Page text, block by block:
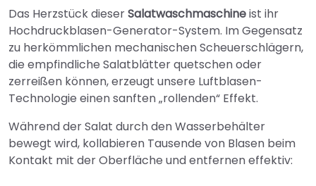
Das Herzstück dieserSalatwaschmaschineist ihr
Hochdruckblasen-Generator-System. Im Gegensatz
zu herkömmlichen mechanischen Scheuerschlägern,
die empfindliche Salatblätter quetschen oder
zerreißen können, erzeugt unsere Luftblasen-
Technologie einen sanften „rollenden“ Effekt.
Während der Salat durch den Wasserbehälter
bewegt wird, kollabieren Tausende von Blasen beim
Kontakt mit der Oberfläche und entfernen effektiv: